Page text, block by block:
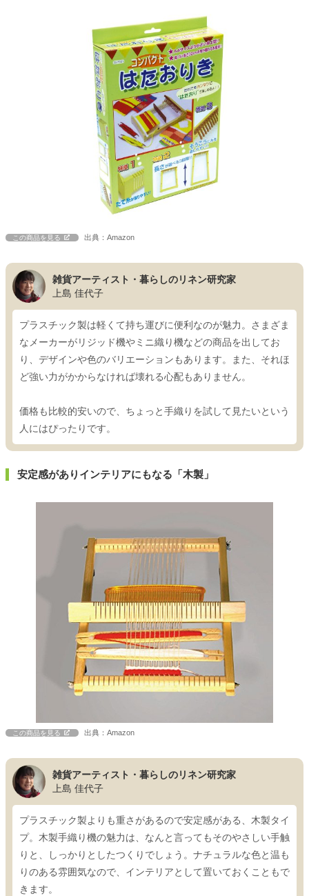
この商品を見る 出典：Amazon
雑貨アーティスト・暮らしのリネン研究家
上島 佳代子
プラスチック製は軽くて持ち運びに便利なのが魅力。さまざま
なメーカーがリジッド機やミニ織り機などの商品を出してお
り、デザインや色のバリエーションもあります。また、それほ
ど強い力がかからなければ壊れる心配もありません。
価格も比較的安いので、ちょっと手織りを試して見たいという
人にはぴったりです。
安定感がありインテリアにもなる「木製」
この商品を見る 出典：Amazon
雑貨アーティスト・暮らしのリネン研究家
上島 佳代子
プラスチック製よりも重さがあるので安定感がある、木製タイ
プ。木製手織り機の魅力は、なんと言ってもそのやさしい手触
りと、しっかりとしたつくりでしょう。ナチュラルな色と温も
りのある雰囲気なので、インテリアとして置いておくこともで
きます。